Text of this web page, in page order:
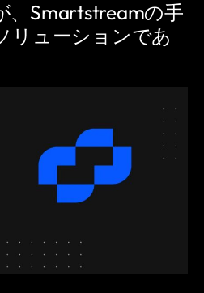
、Smartstreamの手
リューションであ